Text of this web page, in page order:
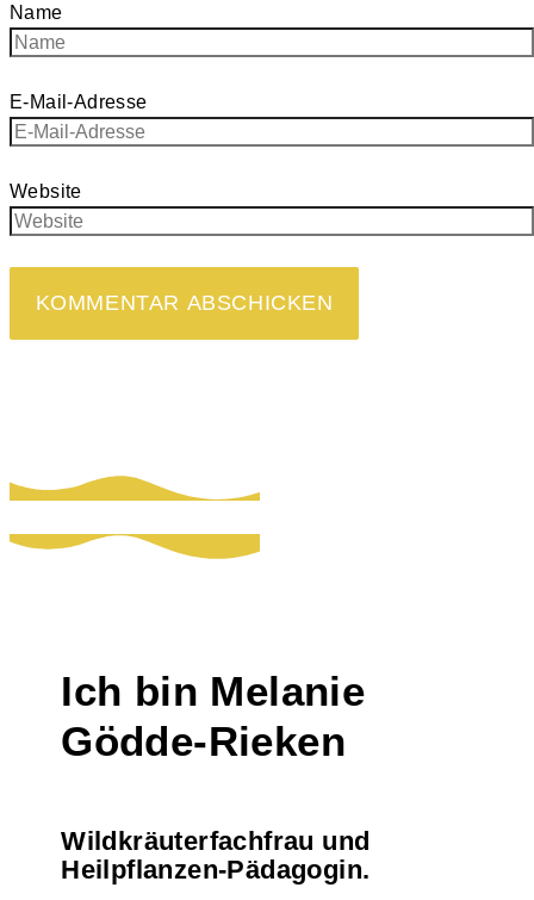
Name
E-Mail-Adresse
Website
Ich bin Melanie
Gödde-Rieken
Wildkräuterfachfrau und
Heilpflanzen-Pädagogin.